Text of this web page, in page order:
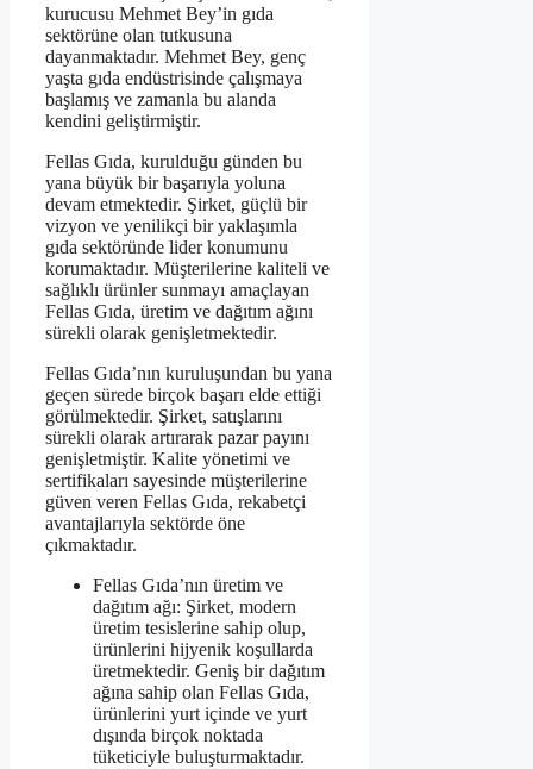
kurucusu Mehmet Bey’in gıda
sektörüne olan tutkusuna
dayanmaktadır. Mehmet Bey, genç
yaşta gıda endüstrisinde çalışmaya
başlamış ve zamanla bu alanda
kendini geliştirmiştir.
Fellas Gıda, kurulduğu günden bu
yana büyük bir başarıyla yoluna
devam etmektedir. Şirket, güçlü bir
vizyon ve yenilikçi bir yaklaşımla
gıda sektöründe lider konumunu
korumaktadır. Müşterilerine kaliteli ve
sağlıklı ürünler sunmayı amaçlayan
Fellas Gıda, üretim ve dağıtım ağını
sürekli olarak genişletmektedir.
Fellas Gıda’nın kuruluşundan bu yana
geçen sürede birçok başarı elde ettiği
görülmektedir. Şirket, satışlarını
sürekli olarak artırarak pazar payını
genişletmiştir. Kalite yönetimi ve
sertifikaları sayesinde müşterilerine
güven veren Fellas Gıda, rekabetçi
avantajlarıyla sektörde öne
çıkmaktadır.
Fellas Gıda’nın üretim ve
dağıtım ağı: Şirket, modern
üretim tesislerine sahip olup,
ürünlerini hijyenik koşullarda
üretmektedir. Geniş bir dağıtım
ağına sahip olan Fellas Gıda,
ürünlerini yurt içinde ve yurt
dışında birçok noktada
tüketiciyle buluşturmaktadır.